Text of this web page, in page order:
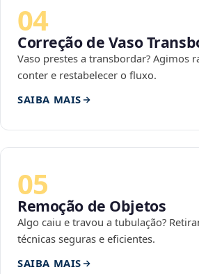
04
Correção de Vaso
Vaso prestes a transbordar? Agimos
conter e restabelecer o fluxo.
SAIBA MAIS
05
Remoção de Objetos
Algo caiu e travou a tubulação?
técnicas seguras e eficientes.
SAIBA MAIS